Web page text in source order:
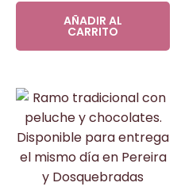
AÑADIR AL
CARRITO